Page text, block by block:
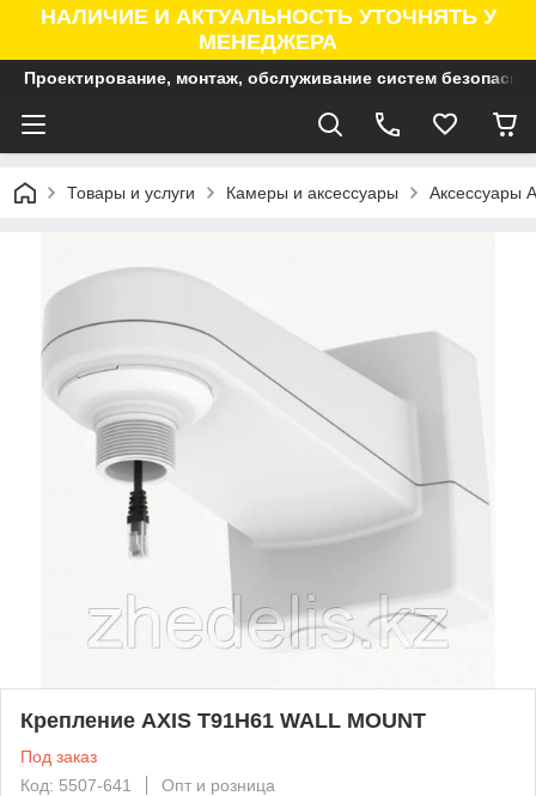
НАЛИЧИЕ И АКТУАЛЬНОСТЬ УТОЧНЯТЬ У
МЕНЕДЖЕРА
Проектирование, монтаж, обслуживание систем
Товары и услуги Камеры и аксессуары Аксессуары
Крепление AXIS T91H61 WALL MOUNT
Под заказ
Код: 5507-641
Опт и розница